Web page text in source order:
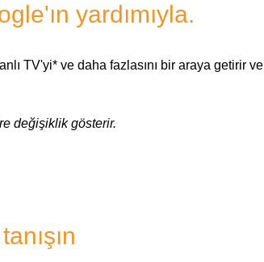
yardımıyla.
TV'yi* ve daha fazlasını bir araya getirir ve
değişiklik gösterir.